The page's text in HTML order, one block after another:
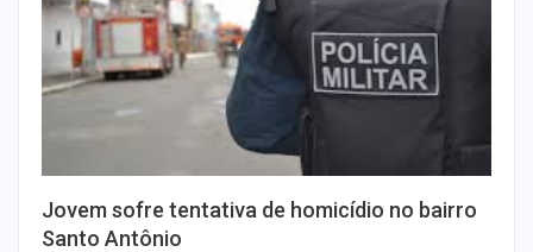
Jovem sofre tentativa de homicídio no bairro
Santo Antônio